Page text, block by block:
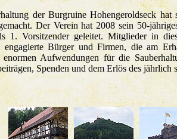
der Burgruine Hohengeroldseck
Der Verein hat 2008 sein 50-
1. Vorsitzender geleitet. Mitglieder in
engagierte Bürger und Firmen, die am
enormen Aufwendungen für die
Spenden und dem Erlös des jährlich